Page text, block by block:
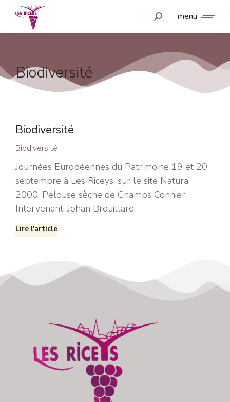
menu
Biodiversité
Biodiversité
Biodiversité
Journées Européennes du Patrimoine 19 et 20
septembre à Les Riceys, sur le site Natura
2000. Pelouse sèche de Champs Connier.
Intervenant: Johan Brouillard.
Lire l'article